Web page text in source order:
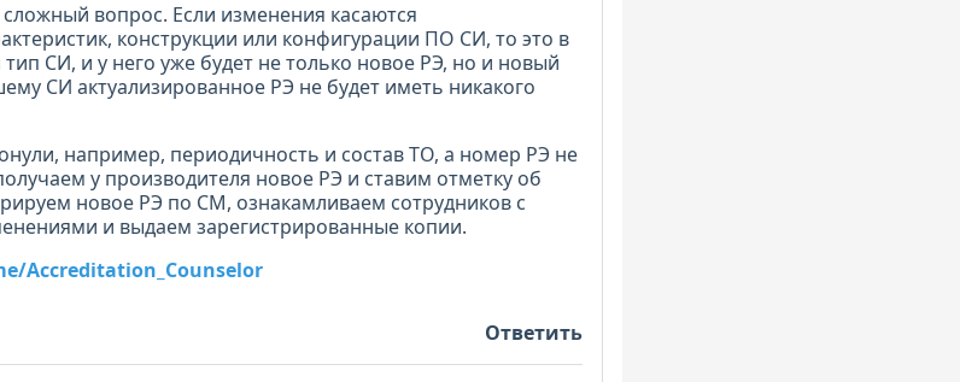
вопрос. Если изменения касаются
конструкции или конфигурации ПО СИ, то это в
СИ, и у него уже будет не только новое РЭ, но и новый
СИ актуализированное РЭ не будет иметь никакого
например, периодичность и состав ТО, а номер РЭ не
у производителя новое РЭ и ставим отметку об
новое РЭ по СМ, ознакамливаем сотрудников с
и выдаем зарегистрированные копии.
Accreditation_Counselor
Ответить